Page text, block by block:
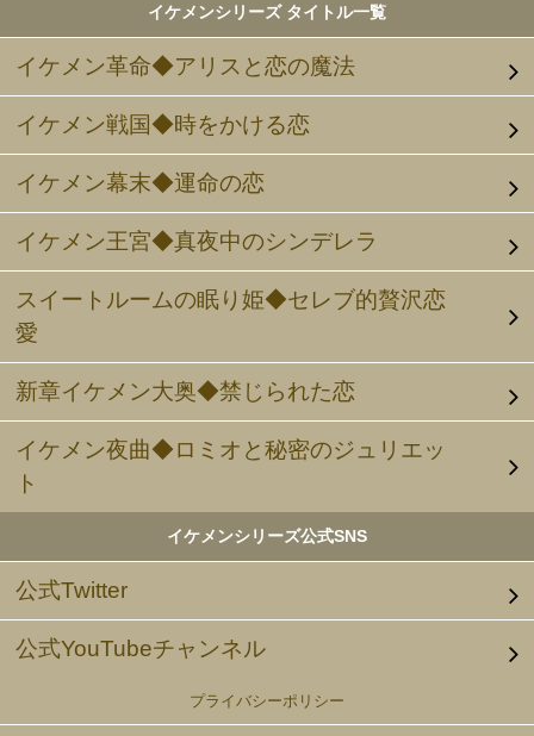
イケメンシリーズ タイトル一覧
イケメン革命◆アリスと恋の魔法
イケメン戦国◆時をかける恋
イケメン幕末◆運命の恋
イケメン王宮◆真夜中のシンデレラ
スイートルームの眠り姫◆セレブ的贅沢恋
愛
新章イケメン大奥◆禁じられた恋
イケメン夜曲◆ロミオと秘密のジュリエッ
ト
イケメンシリーズ公式SNS
公式Twitter
公式YouTubeチャンネル
プライバシーポリシー